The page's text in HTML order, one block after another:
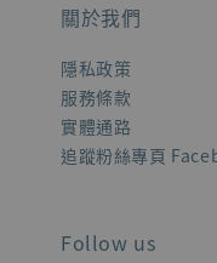
關於我們
隱私政策
服務條款
實體通路
追蹤粉絲專頁
Follow us